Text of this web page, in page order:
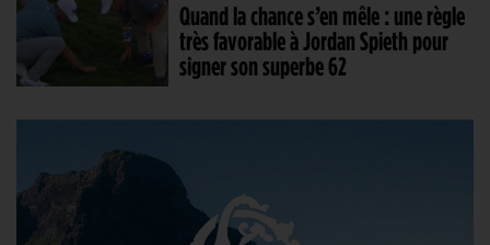
Quand la chance s’en mêle : une règle
très favorable à Jordan Spieth pour
signer son superbe 62